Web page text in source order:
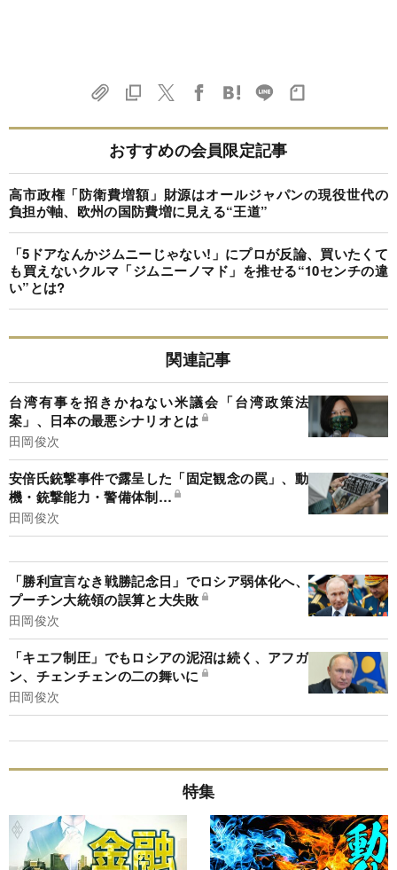
おすすめの会員限定記事
高市政権「防衛費増額」財源はオールジャパンの現役世代の
負担が軸、欧州の国防費増に見える“王道”
「5ドアなんかジムニーじゃない!」にプロが反論、買いたくて
も買えないクルマ「ジムニーノマド」を推せる“10センチの違
い”とは?
関連記事
台湾有事を招きかねない米議会「台湾政策法
案」、日本の最悪シナリオとは
田岡俊次
安倍氏銃撃事件で露呈した「固定観念の罠」、動
機・銃撃能力・警備体制…
田岡俊次
「勝利宣言なき戦勝記念日」でロシア弱体化へ、
プーチン大統領の誤算と大失敗
田岡俊次
「キエフ制圧」でもロシアの泥沼は続く、アフガ
ン、チェンチェンの二の舞いに
田岡俊次
特集